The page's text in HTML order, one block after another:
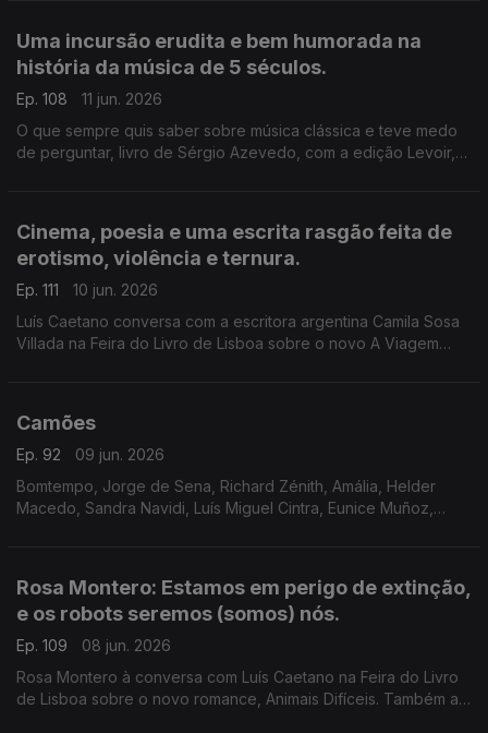
Uma incursão erudita e bem humorada na
história da música de 5 séculos.
Ep. 108
11 jun. 2026
O que sempre quis saber sobre música clássica e teve medo
de perguntar, livro de Sérgio Azevedo, com a edição Levoir,
Cinema, poesia e uma escrita rasgão feita de
erotismo, violência e ternura.
Ep. 111
10 jun. 2026
Luís Caetano conversa com a escritora argentina Camila Sosa
Villada na Feira do Livro de Lisboa sobre o novo A Viagem
Camões
Ep. 92
09 jun. 2026
Bomtempo, Jorge de Sena, Richard Zénith, Amália, Helder
Macedo, Sandra Navidi, Luís Miguel Cintra, Eunice Muñoz,
Rosa Montero: Estamos em perigo de extinção,
e os robots seremos (somos) nós.
Ep. 109
08 jun. 2026
Rosa Montero à conversa com Luís Caetano na Feira do Livro
de Lisboa sobre o novo romance, Animais Difíceis. Também a